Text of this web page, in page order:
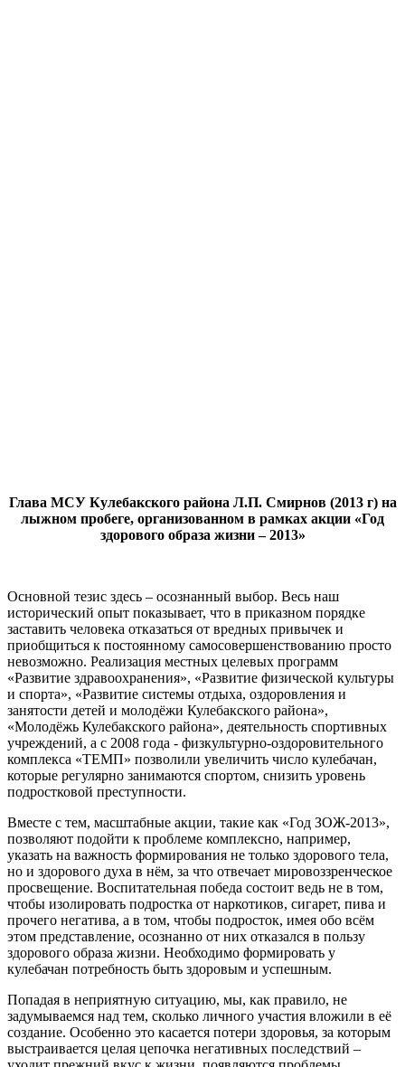
Глава МСУ Кулебакского района Л.П. Смирнов (2013 г) на
лыжном пробеге, организованном в рамках акции «Год
здорового образа жизни – 2013»
Основной тезис здесь – осознанный выбор. Весь наш
исторический опыт показывает, что в приказном порядке
заставить человека отказаться от вредных привычек и
приобщиться к постоянному самосовершенствованию просто
невозможно. Реализация местных целевых программ
«Развитие здравоохранения», «Развитие физической культуры
и спорта», «Развитие системы отдыха, оздоровления и
занятости детей и молодёжи Кулебакского района»,
«Молодёжь Кулебакского района», деятельность спортивных
учреждений, а с 2008 года - физкультурно-оздоровительного
комплекса «ТЕМП» позволили увеличить число кулебачан,
которые регулярно занимаются спортом, снизить уровень
подростковой преступности.
Вместе с тем, масштабные акции, такие как «Год ЗОЖ-2013»,
позволяют подойти к проблеме комплексно, например,
указать на важность формирования не только здорового тела,
но и здорового духа в нём, за что отвечает мировоззренческое
просвещение. Воспитательная победа состоит ведь не в том,
чтобы изолировать подростка от наркотиков, сигарет, пива и
прочего негатива, а в том, чтобы подросток, имея обо всём
этом представление, осознанно от них отказался в пользу
здорового образа жизни. Необходимо формировать у
кулебачан потребность быть здоровым и успешным.
Попадая в неприятную ситуацию, мы, как правило, не
задумываемся над тем, сколько личного участия вложили в её
создание. Особенно это касается потери здоровья, за которым
выстраивается целая цепочка негативных последствий –